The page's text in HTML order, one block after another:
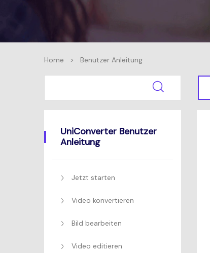
Home > Benutzer Anleitung
UniConverter Benutzer
Anleitung
Jetzt starten
Video konvertieren
Bild bearbeiten
Video editieren